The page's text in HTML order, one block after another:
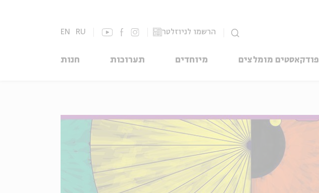
הרשמו לניוזלטר EN RU
פודקאסטים מומלצים מיוחדים תערוכות חנות